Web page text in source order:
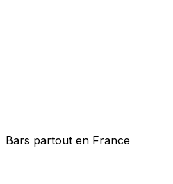
Bars partout en France